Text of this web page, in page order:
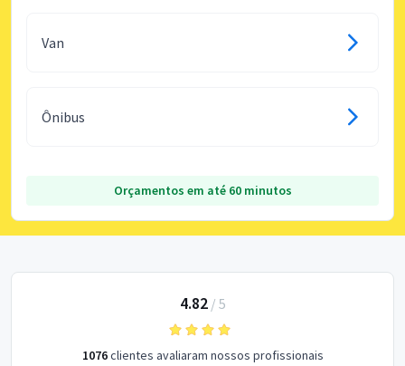
Van
Ônibus
Orçamentos em até 60 minutos
4.82/ 5
1076clientes avaliaram nossos profissionais